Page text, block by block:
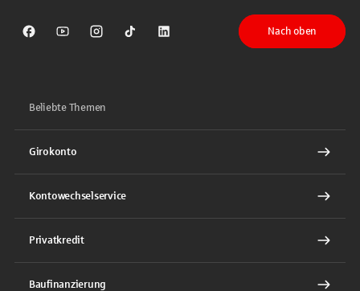
Sparkasse auf Facebook
Sparkasse auf Youtube
Sparkasse auf Instagram
Sparkasse auf TikTok
Sparkasse auf LinkedIn
Nach oben
Beliebte Themen
Girokonto
Kontowechselservice
Privatkredit
Baufinanzierung